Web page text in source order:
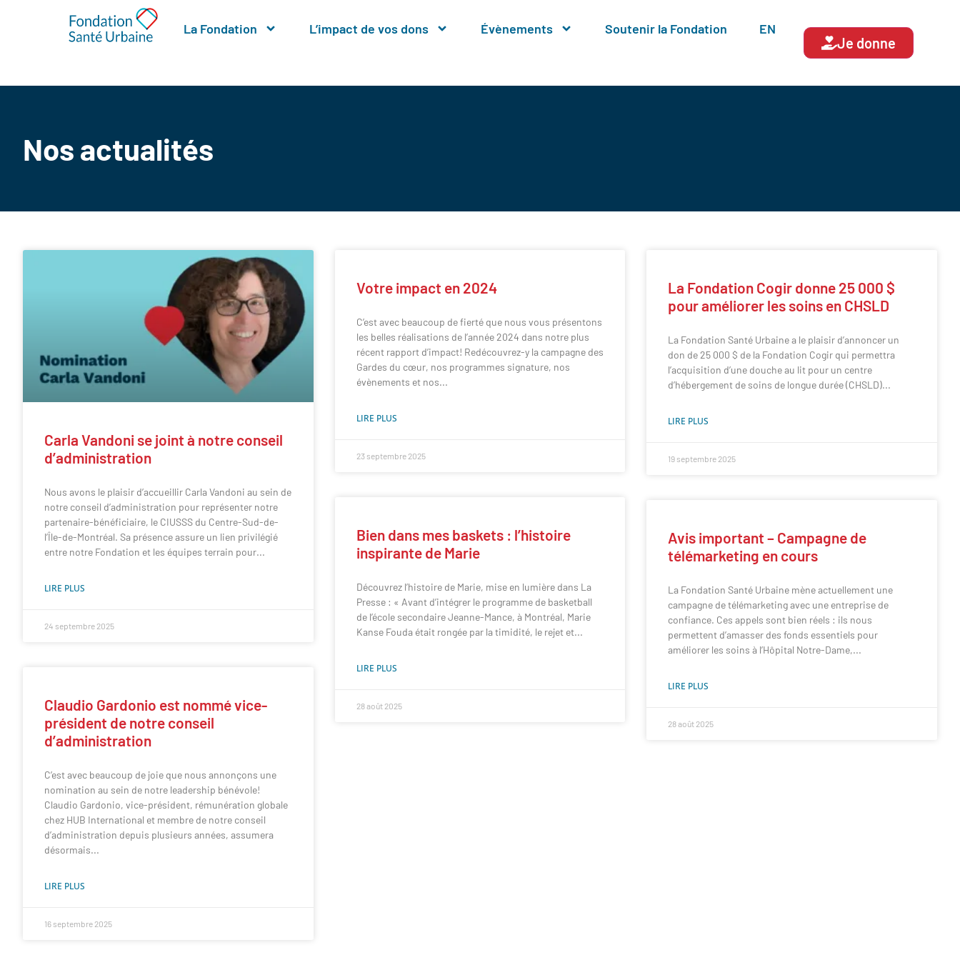
La Fondation L’impact de vos dons Évènements Soutenir la Fondation EN
Je donne
Nos actualités
Carla Vandoni se joint à notre conseil
d’administration
Nous avons le plaisir d’accueillir Carla Vandoni au sein de
notre conseil d’administration pour représenter notre
partenaire-bénéficiaire, le CIUSSS du Centre-Sud-de-
l’Île-de-Montréal. Sa présence assure un lien privilégié
entre notre Fondation et les équipes terrain pour
LIRE PLUS
24 septembre 2025
Votre impact en 2024
C’est avec beaucoup de fierté que nous vous présentons
les belles réalisations de l’année 2024 dans notre plus
récent rapport d’impact! Redécouvrez-y la campagne des
Gardes du cœur, nos programmes signature, nos
évènements et nos
LIRE PLUS
23 septembre 2025
La Fondation Cogir donne 25 000 $
pour améliorer les soins en CHSLD
La Fondation Santé Urbaine a le plaisir d’annoncer un
don de 25 000 $ de la Fondation Cogir qui permettra
l’acquisition d’une douche au lit pour un centre
d’hébergement de soins de longue durée (CHSLD)
LIRE PLUS
19 septembre 2025
Claudio Gardonio est nommé vice-
président de notre conseil
d’administration
C’est avec beaucoup de joie que nous annonçons une
nomination au sein de notre leadership bénévole!
Claudio Gardonio, vice-président, rémunération globale
chez HUB International et membre de notre conseil
d’administration depuis plusieurs années, assumera
désormais
LIRE PLUS
16 septembre 2025
Bien dans mes baskets : l’histoire
inspirante de Marie
Découvrez l’histoire de Marie, mise en lumière dans La
Presse : « Avant d’intégrer le programme de basketball
de l’école secondaire Jeanne-Mance, à Montréal, Marie
Kanse Fouda était rongée par la timidité, le rejet et
LIRE PLUS
28 août 2025
Avis important – Campagne de
télémarketing en cours
La Fondation Santé Urbaine mène actuellement une
campagne de télémarketing avec une entreprise de
confiance. Ces appels sont bien réels : ils nous
permettent d’amasser des fonds essentiels pour
améliorer les soins à l’Hôpital Notre-Dame,
LIRE PLUS
28 août 2025